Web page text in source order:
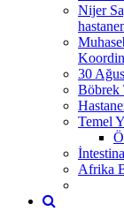
Nijer
30
Böbrek
Temel
Afrika